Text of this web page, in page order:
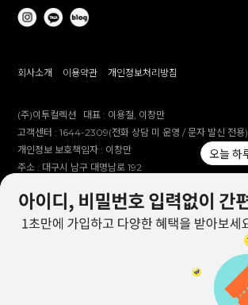
회사소개 이용약관 개인정보처리방침
(주)이투컬렉션 대표 : 이용철, 이창만
고객센터 :1644-2309(전화 상담 미 운영 / 문자 발신 전용)
개인정보 보호책임자 : 이창만
주소 : 대구시 남구 대명남로 192
통신판매업 신고번호 :제 2012-대구남구-0241호
제안 문의 : e2co@dailylike.co.kr